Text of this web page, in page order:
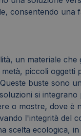
consentendo una
un materiale che
piccoli oggetti
buste sono
si integrano
o mostre, dove è
l'integrità del
scelta ecologica,